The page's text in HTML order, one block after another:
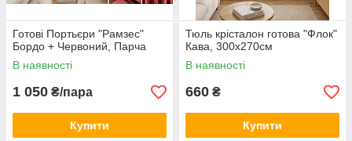
Готові Портьєри "Рамзес"
Бордо + Червоний, Парча
В наявності
1 050 ₴/пара
Купити
Тюль крісталон готова "Флок"
Кава, 300х270см
В наявності
660 ₴
Купити